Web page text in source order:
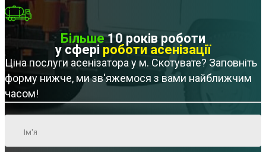
Більше10 років роботи
у сфері роботи асенізації
Ціна послуги асенізатора у м. Скотувате? Заповніть
форму нижче, ми зв'яжемося з вами найближчим
часом!